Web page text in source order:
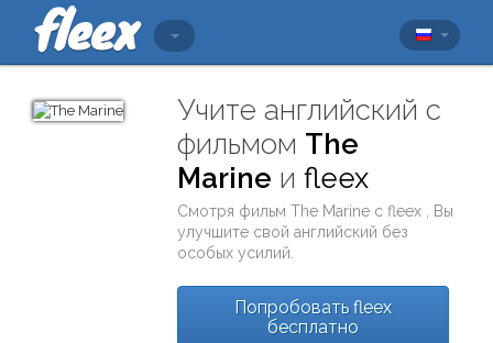
Учите английский с
фильмом The
Marine иfleex
Смотря фильмThe Marine сfleex
, Вы
улучшите свой английский без
особых усилий.
Попробовать fleex
бесплатно